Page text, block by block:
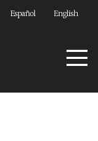
Español English